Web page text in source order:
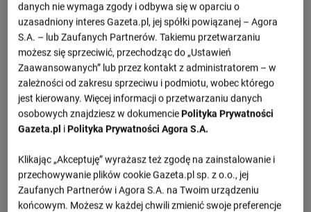
Dinamo Zagrzeb - : -
22.08, 19:00
NK Varaždin
NK Varaždin - : -
29.08, 15:00
Rudes
NK Varaždin - : -
05.09, 15:00
NK Istra 1961
Zobacz więcej
Chorwacja 1
M Pkt
danych nie wymaga zgody i odbywa się w oparciu o
uzasadniony interes Gazeta.pl, jej spółki powiązanej – Agora
S.A. – lub Zaufanych Partnerów. Takiemu przetwarzaniu
możesz się sprzeciwić, przechodząc do „Ustawień
Zaawansowanych” lub przez kontakt z administratorem – w
zależności od zakresu sprzeciwu i podmiotu, wobec którego
jest kierowany. Więcej informacji o przetwarzaniu danych
osobowych znajdziesz w dokumenciePolityka Prywatności
Gazeta.pl iPolityka Prywatności Agora S.A.
Klikając „Akceptuję” wyrażasz też zgodę na zainstalowanie i
przechowywanie plików cookie Gazeta.pl sp. z o.o., jej
Zaufanych Partnerów i Agora S.A. na Twoim urządzeniu
końcowym. Możesz w każdej chwili zmienić swoje preferencje